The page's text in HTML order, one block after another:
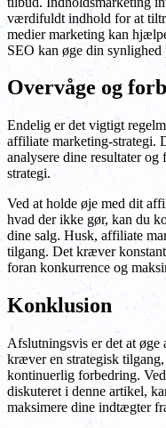
værdifuldt indhold for at
medier marketing kan
SEO kan øge din synlighed
Overvåge og
Endelig er det vigtigt
affiliate marketing-strategi.
analysere dine resultater
strategi.
Ved at holde øje med dit
hvad der ikke gør, kan du
dine salg. Husk, affiliate
tilgang. Det kræver
foran konkurrence og
Konklusion
Afslutningsvis er det at øge
kræver en strategisk
kontinuerlig forbedring.
diskuteret i denne artikel,
maksimere dine indtægter